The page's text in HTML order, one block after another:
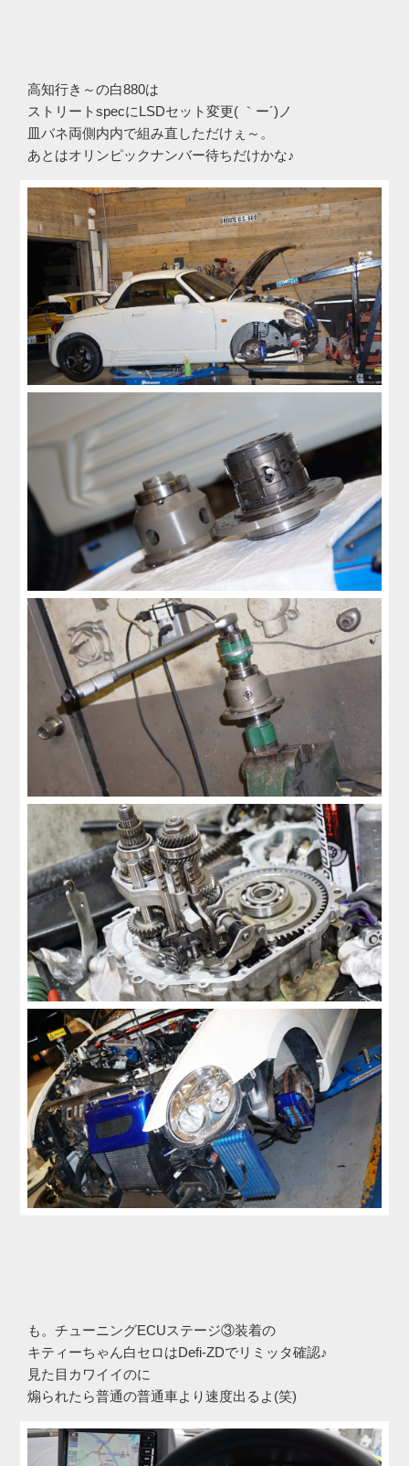
高知行き～の白880は
ストリートspecにLSDセット変更( ｀ー´)ノ
皿バネ両側内内で組み直しただけぇ～。
あとはオリンピックナンバー待ちだけかな♪
も。チューニングECUステージ③装着の
キティーちゃん白セロはDefi-ZDでリミッタ確認♪
見た目カワイイのに
煽られたら普通の普通車より速度出るよ(笑)